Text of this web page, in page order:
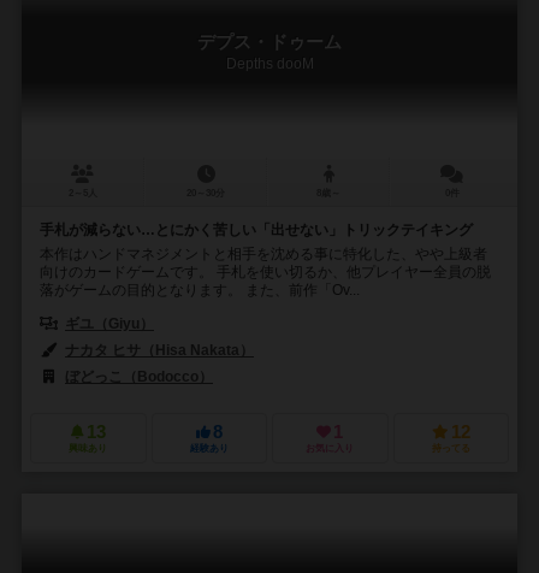
デプス・ドゥーム
Depths dooM
手札が減らない…とにかく苦しい「出せない」トリックテイキング
本作はハンドマネジメントと相手を沈める事に特化した、やや上級者
向けのカードゲームです。 手札を使い切るか、他プレイヤー全員の脱
落がゲームの目的となります。 また、前作「Ov...
ギユ（Giyu）
ナカタ ヒサ（Hisa Nakata）
ぼどっこ（Bodocco）
13
興味あり
8
経験あり
1
お気に入り
12
持ってる